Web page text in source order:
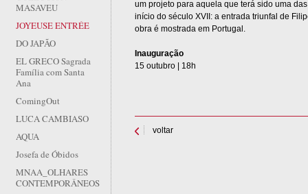
um projeto para aquela que terá sido uma
início do século XVII: a entrada triunfal de
obra é mostrada em Portugal.
Inauguração
15 outubro | 18h
voltar
MASAVEU
JOYEUSE ENTRÉE
DO JAPÃO
EL GRECO Sagrada
Família com Santa
Ana
ComingOut
LUCA CAMBIASO
AQUA
Josefa de Óbidos
MNAA_OLHARES
CONTEMPORÂNEOS